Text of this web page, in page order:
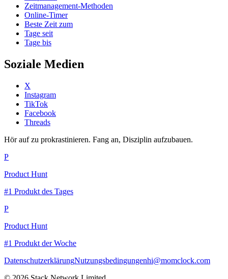
Zeitmanagement-Methoden
Online-Timer
Beste Zeit zum
Tage seit
Tage bis
Soziale Medien
X
Instagram
TikTok
Facebook
Threads
Hör auf zu prokrastinieren. Fang an, Disziplin aufzubauen.
P
Product Hunt
#1 Produkt des Tages
P
Product Hunt
#1 Produkt der Woche
DatenschutzerklärungNutzungsbedingungenhi@momclock.com